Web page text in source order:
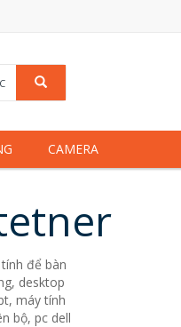
CAMERA
để bàn
desktop
máy tính
bộ, pc dell